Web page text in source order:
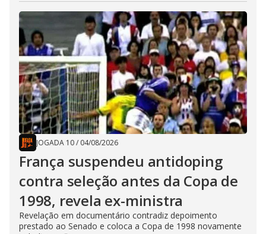
JOGADA 10/ 04/08/2026
França suspendeu antidoping
contra seleção antes da Copa de
1998, revela ex-ministra
Revelação em documentário contradiz depoimento
prestado ao Senado e coloca a Copa de 1998 novamente